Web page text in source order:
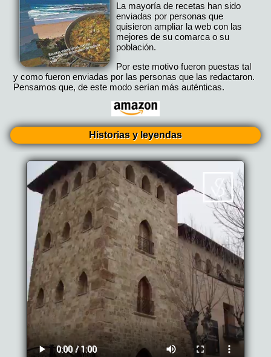
La mayoría de recetas han sido
enviadas por personas que
quisieron ampliar la web con las
mejores de su comarca o su
población.
Por este motivo fueron puestas tal
y como fueron enviadas por las personas que las redactaron.
Pensamos que, de este modo serían más auténticas.
Historias y leyendas